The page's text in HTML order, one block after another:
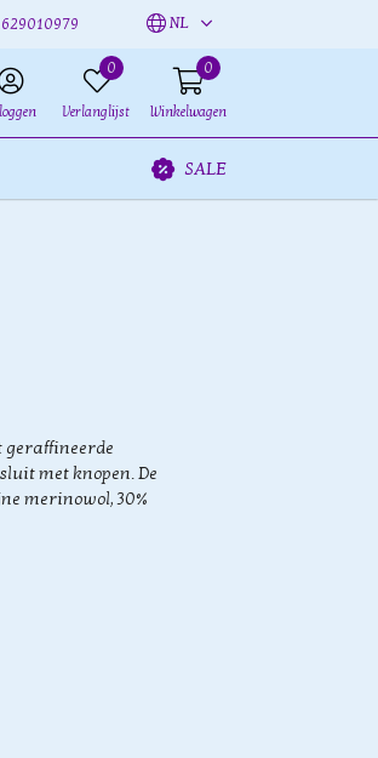
NL
0
Verlanglijst
0
Winkelwagen
SALE
geraffineerde
met knopen. De
merinowol, 30%